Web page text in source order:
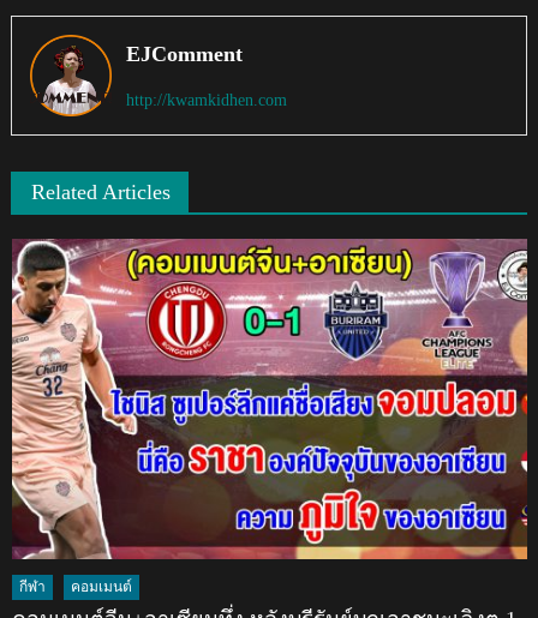
EJComment
http://kwamkidhen.com
Related Articles
กีฬา คอมเมนต์